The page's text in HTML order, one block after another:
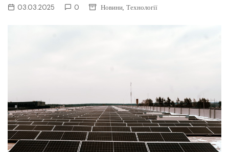
03.03.2025 0 Новини, Технології